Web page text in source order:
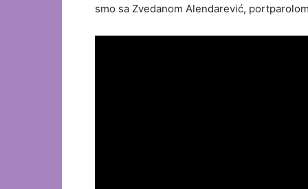
smo sa Zvedanom Alendarević,